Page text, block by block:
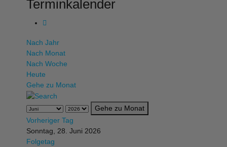
Terminkalender
Nach Jahr
Nach Monat
Nach Woche
Heute
Gehe zu Monat
Gehe zu Monat
Vorheriger Tag
Sonntag, 28. Juni 2026
Folgetag